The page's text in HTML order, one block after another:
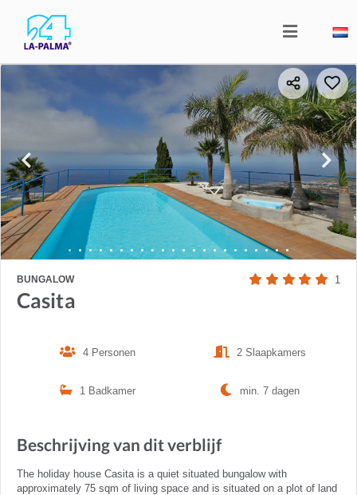
BUNGALOW 1
Casita
4 Personen 2 Slaapkamers
1 Badkamer min. 7 dagen
Beschrijving van dit verblijf
The holiday house Casita is a quiet situated bungalow with
approximately 75 sqm of living space and is situated on a plot of land